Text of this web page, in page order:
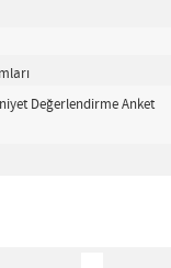
Değerlendirme Anket